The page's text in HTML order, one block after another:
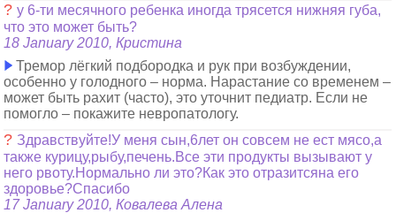
?у 6-ти месячного ребенка иногда трясется нижняя губа,
что это может быть?
18 January 2010, Кристина
Тремор лёгкий подбородка и рук при возбуждении,
особенно у голодного – норма. Нарастание со временем –
может быть рахит (часто), это уточнит педиатр. Если не
помогло – покажите невропатологу.
? Здравствуйте!У меня сын,6лет он совсем не ест мясо,а
также курицу,рыбу,печень.Все эти продукты вызывают у
него рвоту.Нормально ли это?Как это отразитсяна его
здоровье?Спасибо
17 January 2010, Ковалева Алена